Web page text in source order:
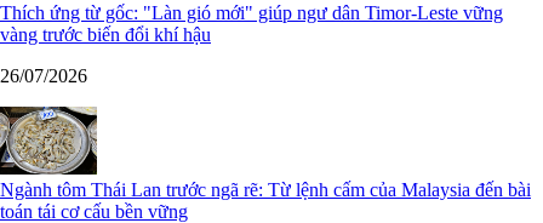
Thích ứng từ gốc: "Làn gió mới" giúp ngư dân Timor-Leste vững
vàng trước biến đổi khí hậu
26/07/2026
Ngành tôm Thái Lan trước ngã rẽ: Từ lệnh cấm của Malaysia đến bài
toán tái cơ cấu bền vững